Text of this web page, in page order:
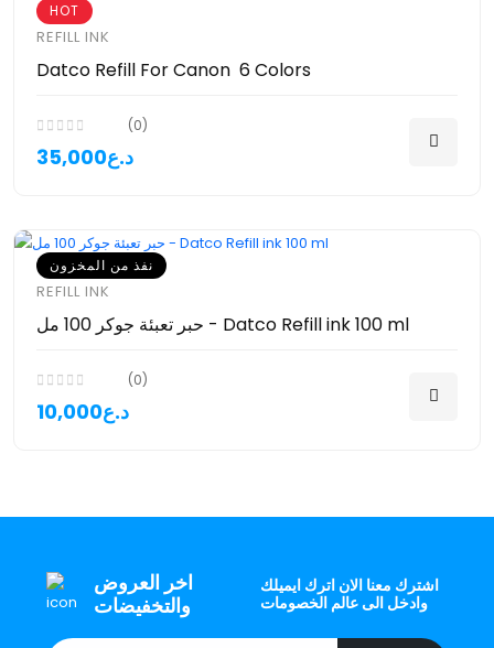
HOT
REFILL INK
Datco Refill For Canon 6 Colors
(0)
35,000د.ع
نفذ من المخزون
REFILL INK
حبر تعبئة جوكر 100 مل - Datco Refill ink 100 ml
(0)
10,000د.ع
اخر العروض
والتخفيضات
اشترك معنا الان اترك ايميلك
وادخل الى عالم الخصومات